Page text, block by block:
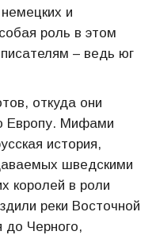
и
роль в этом
– ведь юг
откуда они
Европу. Мифами
история,
шведскими
королей в роли
реки Восточной
до Черного,